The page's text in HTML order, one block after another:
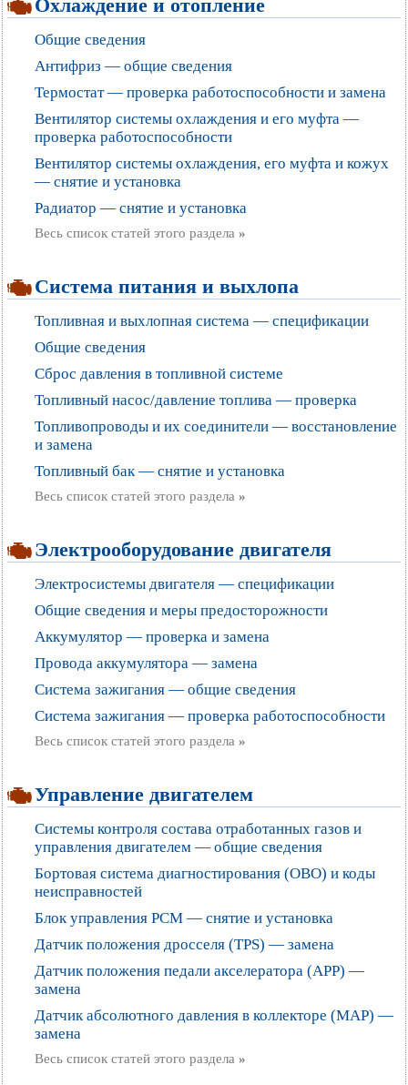
Охлаждение и отопление
Общие сведения
Антифриз — общие сведения
Термостат — проверка работоспособности и замена
Вентилятор системы охлаждения и его муфта —
проверка работоспособности
Вентилятор системы охлаждения, его муфта и кожух
— снятие и установка
Радиатор — снятие и установка
Весь список статей этого раздела »
Система питания и выхлопа
Топливная и выхлопная система — спецификации
Общие сведения
Сброс давления в топливной системе
Топливный насос/давление топлива — проверка
Топливопроводы и их соединители — восстановление
и замена
Топливный бак — снятие и установка
Весь список статей этого раздела »
Электрооборудование двигателя
Электросистемы двигателя — спецификации
Общие сведения и меры предосторожности
Аккумулятор — проверка и замена
Провода аккумулятора — замена
Система зажигания — общие сведения
Система зажигания — проверка работоспособности
Весь список статей этого раздела »
Управление двигателем
Системы контроля состава отработанных газов и
управления двигателем — общие сведения
Бортовая система диагностирования (ОВО) и коды
неисправностей
Блок управления РСМ — снятие и установка
Датчик положения дросселя (TPS) — замена
Датчик положения педали акселератора (АРР) —
замена
Датчик абсолютного давления в коллекторе (МАР) —
замена
Весь список статей этого раздела »